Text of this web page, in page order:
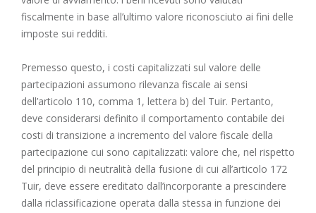
fiscalmente in base all’ultimo valore riconosciuto ai fini delle
imposte sui redditi.
Premesso questo, i costi capitalizzati sul valore delle
partecipazioni assumono rilevanza fiscale ai sensi
dell’articolo 110, comma 1, lettera b) del Tuir. Pertanto,
deve considerarsi definito il comportamento contabile dei
costi di transizione a incremento del valore fiscale della
partecipazione cui sono capitalizzati: valore che, nel rispetto
del principio di neutralità della fusione di cui all’articolo 172
Tuir, deve essere ereditato dall’incorporante a prescindere
dalla riclassificazione operata dalla stessa in funzione dei